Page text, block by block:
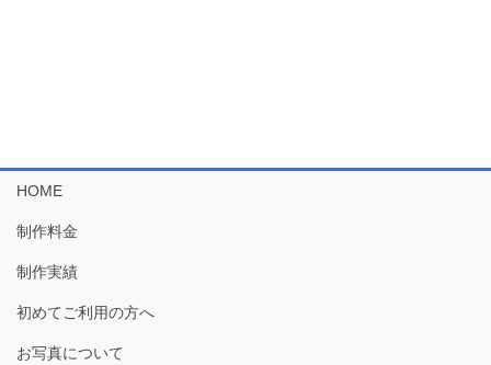
HOME
制作料金
制作実績
初めてご利用の方へ
お写真について